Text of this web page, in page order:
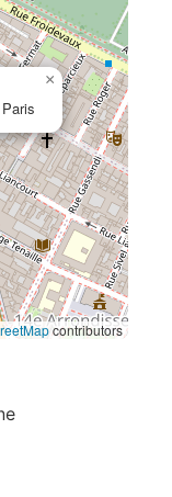
×
contributors